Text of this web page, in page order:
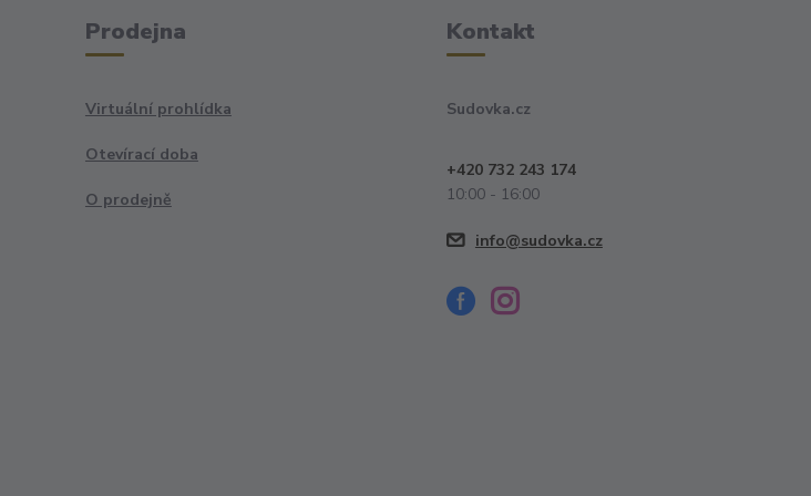
Prodejna
Virtuální prohlídka
Otevírací doba
O prodejně
Kontakt
Sudovka.cz
+420 732 243 174
10:00 - 16:00
info@sudovka.cz